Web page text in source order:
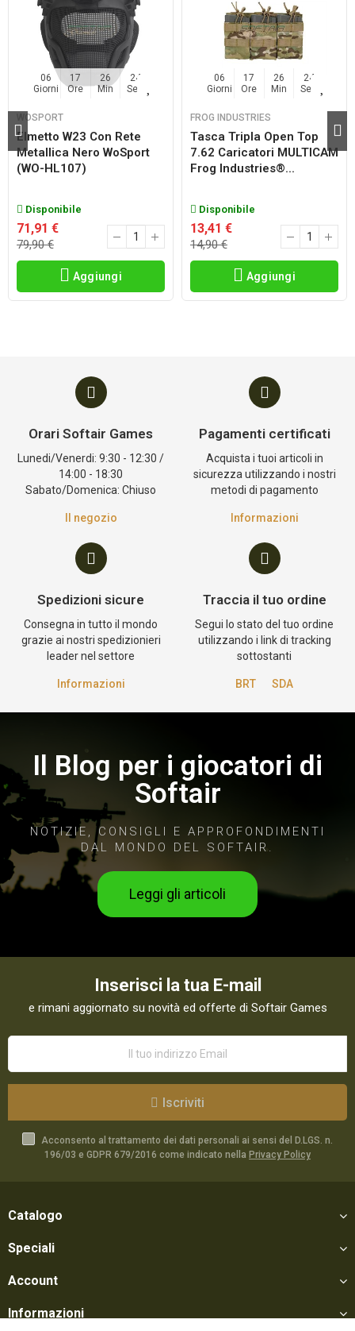
06
Giorni
17
Ore
26
Min
23
Sec
WOSPORT
Elmetto W23 Con Rete
Metallica Nero WoSport
(WO-HL107)
Disponibile
71,91 €
79,90 €
Aggiungi
06
Giorni
17
Ore
26
Min
23
Sec
FROG INDUSTRIES
Tasca Tripla Open Top
7.62 Caricatori MULTICAM
Frog Industries®...
Disponibile
13,41 €
14,90 €
Aggiungi
Orari Softair Games
Lunedi/Venerdi: 9:30 - 12:30 /
14:00 - 18:30
Sabato/Domenica: Chiuso
Il negozio
Pagamenti certificati
Acquista i tuoi articoli in
sicurezza utilizzando i nostri
metodi di pagamento
Informazioni
Spedizioni sicure
Consegna in tutto il mondo
grazie ai nostri spedizionieri
leader nel settore
Informazioni
Traccia il tuo ordine
Segui lo stato del tuo ordine
utilizzando i link di tracking
sottostanti
BRT SDA
Il Blog per i giocatori di
Softair
NOTIZIE, CONSIGLI E APPROFONDIMENTI
DAL MONDO DEL SOFTAIR.
Leggi gli articoli
Inserisci la tua E-mail
e rimani aggiornato su novità ed offerte di Softair Games
Iscriviti
Acconsento al trattamento dei dati personali ai sensi del D.LGS. n.
196/03 e GDPR 679/2016 come indicato nella Privacy Policy
Catalogo
Speciali
Account
Informazioni